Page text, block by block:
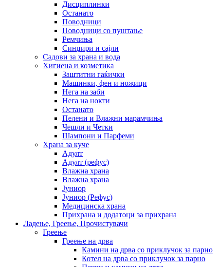
Дисциплинки
Останато
Поводници
Поводници со пуштање
Ремчиња
Синџири и сајли
Садови за храна и вода
Хигиена и козметика
Заштитни гаќички
Машинки, фен и ножици
Нега на заби
Нега на нокти
Останато
Пелени и Влажни марамчиња
Чешли и Четки
Шампони и Парфеми
Храна за куче
Адулт
Адулт (рефус)
Влажна храна
Влажна храна
Јуниор
Јуниор (Рефус)
Медицинска храна
Прихрана и додатоци за прихрана
Ладење, Греење, Прочистувачи
Греење
Греење на дрва
Камини на дрва со приклучок за парно
Котел на дрва со приклучок за парно